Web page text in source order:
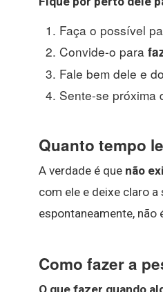
Faça o possível
Convide-o para
Fale bem dele e
Sente-se próxima
Quanto tempo
A verdade é que não
com ele e deixe claro
espontaneamente, não
Como fazer a
O que fazer quando